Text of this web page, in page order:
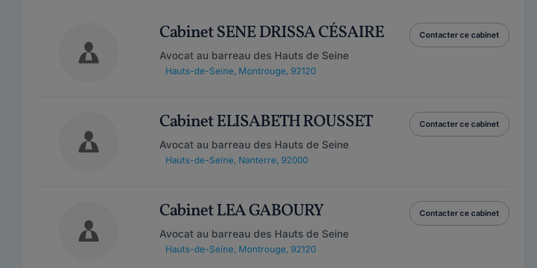
Cabinet SENE DRISSA CÉSAIRE
Avocat au barreau des Hauts de Seine
Hauts-de-Seine, Montrouge, 92120
Contacter ce cabinet
Cabinet ELISABETH ROUSSET
Avocat au barreau des Hauts de Seine
Hauts-de-Seine, Nanterre, 92000
Contacter ce cabinet
Cabinet LEA GABOURY
Avocat au barreau des Hauts de Seine
Hauts-de-Seine, Montrouge, 92120
Contacter ce cabinet